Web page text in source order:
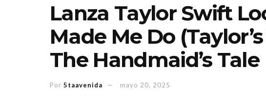
Lanza Taylor Swift
Made Me Do
The Handmaid’s Tale
Por 5taavenida mayo 20, 2025